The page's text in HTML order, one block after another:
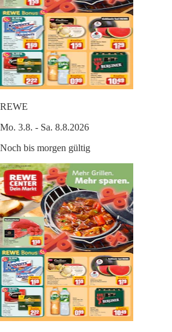
REWE
Mo. 3.8. - Sa. 8.8.2026
Noch bis morgen gültig